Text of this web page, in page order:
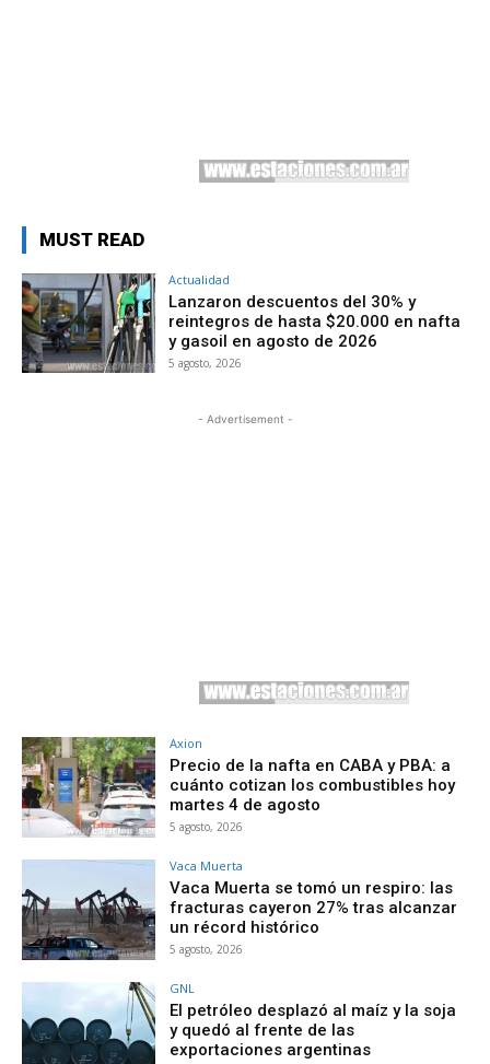
MUST READ
Actualidad
Lanzaron descuentos del 30% y
reintegros de hasta $20.000 en nafta
y gasoil en agosto de 2026
5 agosto, 2026
- Advertisement -
Axion
Precio de la nafta en CABA y PBA: a
cuánto cotizan los combustibles hoy
martes 4 de agosto
5 agosto, 2026
Vaca Muerta
Vaca Muerta se tomó un respiro: las
fracturas cayeron 27% tras alcanzar
un récord histórico
5 agosto, 2026
GNL
El petróleo desplazó al maíz y la soja
y quedó al frente de las
exportaciones argentinas